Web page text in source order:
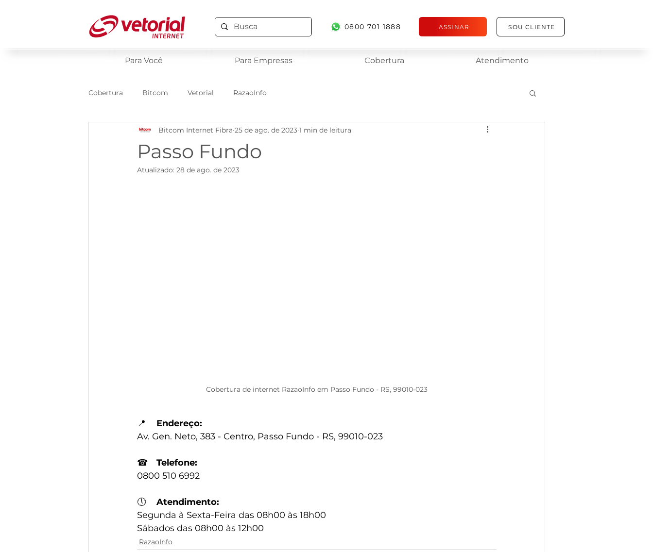
0800 701 1888 ASSINAR SOU CLIENTE
Para Você Para Empresas Cobertura Atendimento
Cobertura Bitcom Vetorial RazaoInfo
Passo Fundo
Bitcom Internet Fibra 25 de ago. de 2023 1 min de leitura
Atualizado: 28 de ago. de 2023
Cobertura de internet RazaoInfo em Passo Fundo - RS, 99010-023
📍
	Endereço:
Av. Gen. Neto, 383 - Centro, Passo Fundo - RS, 99010-023
☎
Telefone:
0800 510 6992
🕔
Atendimento:
Segunda à Sexta-Feira das 08h00 às 18h00
Sábados das 08h00 às 12h00
RazaoInfo